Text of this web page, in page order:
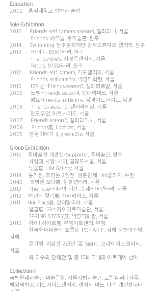
Education
2003 홍익대학교 회화과 졸업
Solo Exhibition
2016 Friends-self camera season3, 갤러리JJ, 서울
Friends-배우들, 후미술관, 원주
2014 Swimming, 원주문화재단 창작스튜디오 갤러리, 원주
2013 아버지, 505갤러리, 원주
Friends-she's, 서정욱갤러리, 서울
People, 505갤러리, 원주
2012 Friends-self camera, 가모갤러리, 서울
Friends-self camera, 박영덕화랑, 서울
2010 12지신-Friends season5, 갤러리로얄, 서울
2009 노림-Friends season4, 갤러리마노, 서울
펑요-Friends in Beijing, 북경아트사이드, 북경
2008 Friends season3, 갤러리이상, 서울
윈도우전, 아트사이드, 서울
2007 Friends season2, 갤러리마노, 서울
2006 Friends展, Lovelost, 서울
2005 영웅이야기 3, greemZip, 서울
Group Exhibition
2015 후미술관 개관전-Supporter, 후미술관, 원주
사람과 사랑-사이, 팔레드서울, 서울
벚꽃展, UM Gallery, 서울
2014 윤기원, 조장은 2인전 '청춘만세', AK플라자, 수원
3040 희망을 쏘다展, 한경갤러리, 서울
2013 The Face-시대의 시선, 슈페리어갤러리, 서울
2012 여인의 향기展, 갤러리이즈, 서울
2011 Hot Place展, 인터알리아, 서울
얼굴展, 63스카이아트미술관, 서울
SPRING STORY展, 박영덕화랑, 서울
2010 하이! 히어로展, 부평아트센터, 부평
한국현대미술의 흐름Ⅲ 'POP ART', 김해 문화의전당,
김해
윤기원, 이상선 2인전 '봄, Sight', 프라이어스갤러리,
서울
외 다수의 단체전 및 총 17회 국내외 아트페어 참여
Collectionn
국립현대미술관 미술은행, 서울시립미술관, 로얄컴퍼니사옥,
박영덕화랑, 아트사이드갤러리, 갤러리 마노, 다수 개인컬렉터